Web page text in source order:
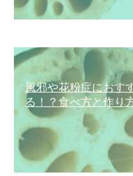
風邪や花粉症におす
る！？食べ方と作り